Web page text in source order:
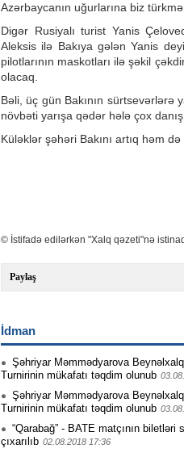
Azərbaycanın uğurlarına biz
Digər Rusiyalı turist Yanis
Aleksis ilə Bakıya gələn Yanis
pilotlarının maskotları ilə şəkil
olacaq.
Bəli, üç gün Bakının sürtsevərlərə
növbəti yarışa qədər hələ çox
Küləklər şəhəri Bakını artıq həm
© İstifadə edilərkən "Xalq qəzeti"nə istinad
Paylaş
İdman
Şəhriyar Məmmədyarova
Turnirinin mükafatı təqdim olunub
Şəhriyar Məmmədyarova
Turnirinin mükafatı təqdim olunub
“Qarabağ” - BATE matçının biletləri
çıxarılıb 02.08.2018 17:36